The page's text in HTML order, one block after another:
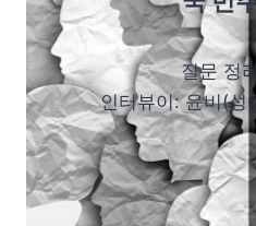
질문 정
인터뷰이: 윤비(성